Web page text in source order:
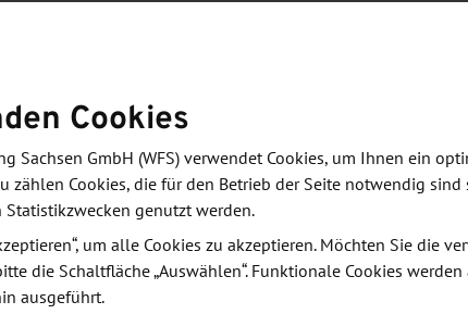
sowie bei der Beantragung der
Arbeitsmaterialien als Hilfe zur
Darüber hinaus steht das Zukunftsstadt-Team
um die Antragstellung zur Verfügung unter
Cookies
Sachsen GmbH (WFS) verwendet Cookies, um Ihnen ein
zählen Cookies, die für den Betrieb der Seite notwendig
genutzt werden.
um alle Cookies zu akzeptieren. Möchten Sie die
die Schaltfläche „Auswählen“. Funktionale Cookies
ausgeführt.